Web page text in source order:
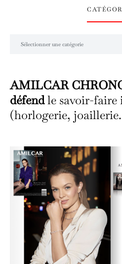
AMILCAR
défendle savoir-
(horlogerie,